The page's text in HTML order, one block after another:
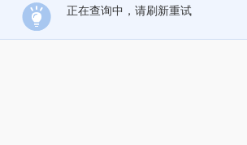
正在查询中，请刷新重试